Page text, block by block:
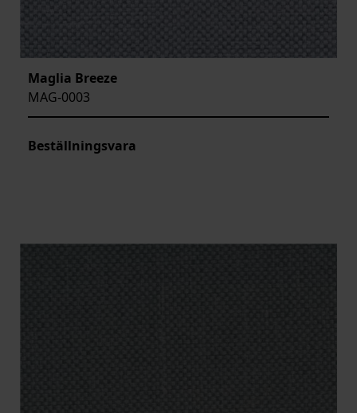
Maglia Breeze
MAG-0003
Beställningsvara